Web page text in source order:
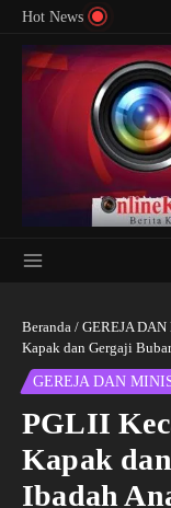
Lewati ke konten
Hot News
Beranda / GEREJA
Kapak dan Gergaji
GEREJA DAN
PGLII
Kapak
Ibadah